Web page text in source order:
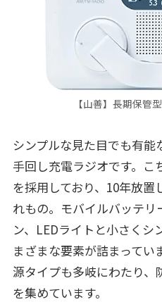
【山善】長期保管
シンプルな見た目でも有
手回し充電ラジオです。
を採用しており、10年放
れもの。モバイルバッテ
ン、LEDライトと小さくシ
まざまな要素が詰まってい
源タイプも多岐にわたり
を集めています。